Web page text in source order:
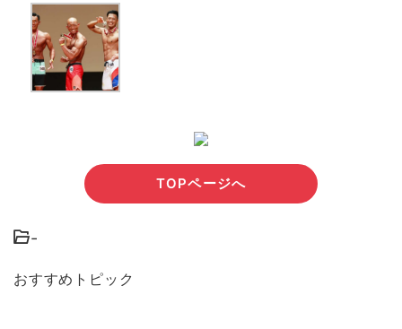
TOPページへ
-
おすすめトピック